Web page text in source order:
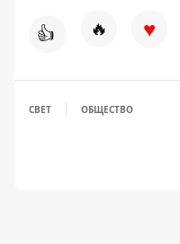
👍 🔥 ♥
СВЕТ ОБЩЕСТВО